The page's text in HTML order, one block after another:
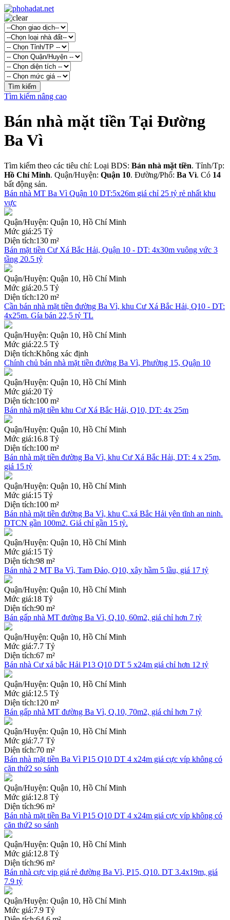
Tìm kiếm nâng cao
Bán nhà mặt tiền Tại Đường
Ba Vì
Tìm kiếm theo các tiêu chí: Loại BDS: Bán nhà mặt tiền. Tỉnh/Tp:
Hồ Chí Minh. Quận/Huyện: Quận 10. Đường/Phố: Ba Vì. Có 14
bất động sản.
Bán nhà MT Ba Vì Quận 10 DT:5x26m giá chỉ 25 tỷ rẻ nhất khu
vực
Quận/Huyện: Quận 10, Hồ Chí Minh
Mức giá:25 Tỷ
Diện tích:130 m²
Bán mặt tiền Cư Xá Bắc Hải, Quận 10 - DT: 4x30m vuông vức 3
tầng 20.5 tỷ
Quận/Huyện: Quận 10, Hồ Chí Minh
Mức giá:20.5 Tỷ
Diện tích:120 m²
Cần bán nhà mặt tiền đường Ba Vì, khu Cư Xá Bắc Hải, Q10 - DT:
4x25m. Gía bán 22,5 tỷ TL
Quận/Huyện: Quận 10, Hồ Chí Minh
Mức giá:22.5 Tỷ
Diện tích:Không xác định
Chính chủ bán nhà mặt tiền đường Ba Vì, Phường 15, Quận 10
Quận/Huyện: Quận 10, Hồ Chí Minh
Mức giá:20 Tỷ
Diện tích:100 m²
Bán nhà mặt tiền khu Cư Xá Bắc Hải, Q10, DT: 4x 25m
Quận/Huyện: Quận 10, Hồ Chí Minh
Mức giá:16.8 Tỷ
Diện tích:100 m²
Bán nhà mặt tiền đường Ba Vì, khu Cư Xá Bắc Hải, DT: 4 x 25m,
giá 15 tỷ
Quận/Huyện: Quận 10, Hồ Chí Minh
Mức giá:15 Tỷ
Diện tích:100 m²
Bán nhà mặt tiền đường Ba Vì, khu C.xá Bắc Hải yên tĩnh an ninh.
DTCN gần 100m2. Giá chỉ gần 15 tỷ.
Quận/Huyện: Quận 10, Hồ Chí Minh
Mức giá:15 Tỷ
Diện tích:98 m²
Bán nhà 2 MT Ba Vì, Tam Đảo, Q10, xây hầm 5 lầu, giá 17 tỷ
Quận/Huyện: Quận 10, Hồ Chí Minh
Mức giá:18 Tỷ
Diện tích:90 m²
Bán gấp nhà MT đường Ba Vì, Q.10, 60m2, giá chỉ hơn 7 tỷ
Quận/Huyện: Quận 10, Hồ Chí Minh
Mức giá:7.7 Tỷ
Diện tích:67 m²
Bán nhà Cư xá bắc Hải P13 Q10 DT 5 x24m giá chỉ hơn 12 tỷ
Quận/Huyện: Quận 10, Hồ Chí Minh
Mức giá:12.5 Tỷ
Diện tích:120 m²
Bán gấp nhà MT đường Ba Vì, Q.10, 70m2, giá chỉ hơn 7 tỷ
Quận/Huyện: Quận 10, Hồ Chí Minh
Mức giá:7.7 Tỷ
Diện tích:70 m²
Bán nhà mặt tiền Ba Vì P15 Q10 DT 4 x24m giá cực víp không có
căn thứ2 so sánh
Quận/Huyện: Quận 10, Hồ Chí Minh
Mức giá:12.8 Tỷ
Diện tích:96 m²
Bán nhà mặt tiền Ba Vì P15 Q10 DT 4 x24m giá cực víp không có
căn thứ2 so sánh
Quận/Huyện: Quận 10, Hồ Chí Minh
Mức giá:12.8 Tỷ
Diện tích:96 m²
Bán nhà cực vip giá rẻ đường Ba Vì, P15, Q10. DT 3.4x19m, giá
7.9 tỷ
Quận/Huyện: Quận 10, Hồ Chí Minh
Mức giá:7.9 Tỷ